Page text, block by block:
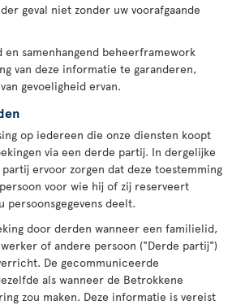
geval niet zonder uw voorafgaande
en samenhangend beheerframework
van deze informatie te garanderen,
gevoeligheid ervan.
op iedereen die onze diensten koopt
via een derde partij. In dergelijke
ervoor zorgen dat deze toestemming
voor wie hij of zij reserveert
persoonsgegevens deelt.
door derden wanneer een familielid,
of andere persoon ("Derde partij")
De gecommuniceerde
als wanneer de Betrokkene
zou maken. Deze informatie is vereist